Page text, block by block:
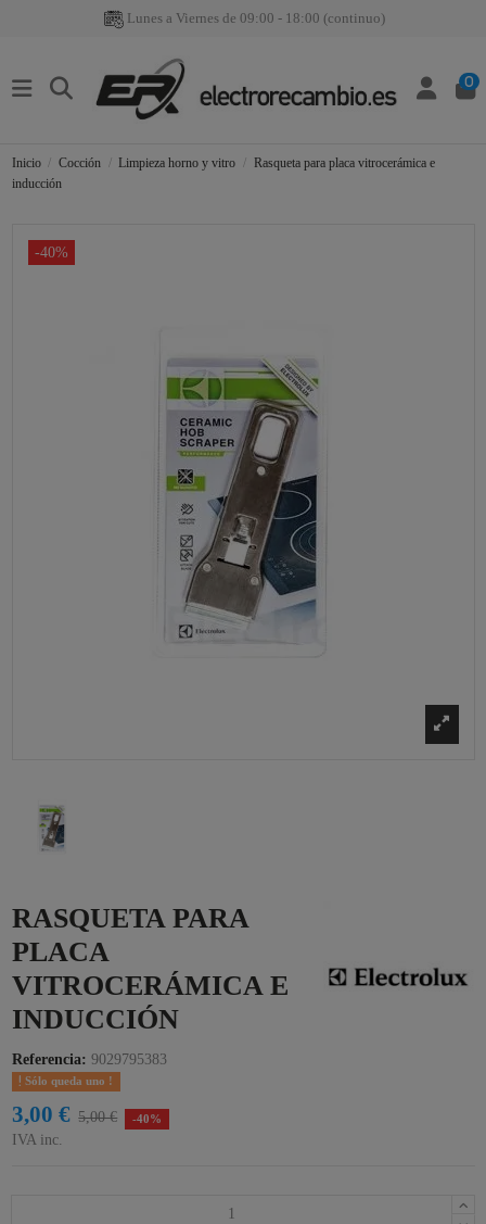
Lunes a Viernes de 09:00 - 18:00 (continuo)
0
Inicio Cocción Limpieza horno y vitro
Rasqueta para placa vitrocerámica e
inducción
-40%
RASQUETA PARA
PLACA
VITROCERÁMICA E
INDUCCIÓN
Referencia: 9029795383
Sólo queda uno !
3,00 € 5,00 € -40%
IVA inc.